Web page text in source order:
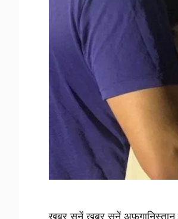
ख़बर सुनें ख़बर सुनें अफगानिस्तान